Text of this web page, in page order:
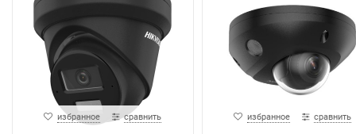
избранное сравнить избранное сравнить